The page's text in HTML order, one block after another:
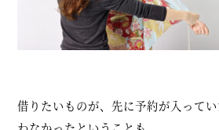
借りたいものが、先に予約が入って